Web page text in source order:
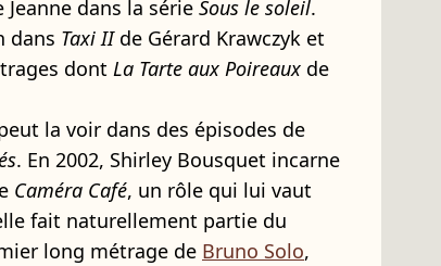
dans la série Sous le soleil.
dans Taxi IIde Gérard Krawczyk et
dont La Tarte aux Poireaux de
la voir dans des épisodes de
. En 2002, Shirley Bousquet incarne
Caméra Café, un rôle qui lui vaut
fait naturellement partie du
long métrage de Bruno Solo,